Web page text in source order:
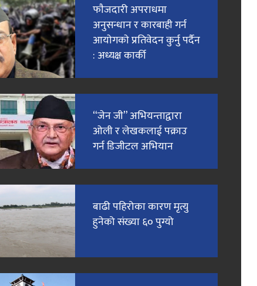
फाैजदारी अपराधमा
अनुसन्धान र कारबाही गर्न
आयाेगकाे प्रतिवेदन कुर्नु पर्दैन
: अध्यक्ष कार्की
“जेन जी” अभियन्ताद्वारा
ओली र लेखकलाई पक्राउ
गर्न डिजीटल अभियान
बाढी पहिरोका कारण मृत्यु
हुनेको संख्या ६० पुग्यो